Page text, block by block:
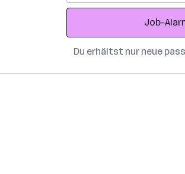
Adresse
Job-
Du erhältst nur neue